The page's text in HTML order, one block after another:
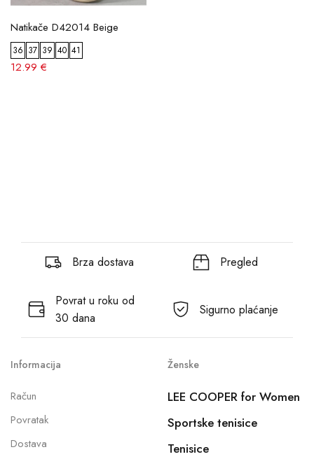
Natikače D42014 Beige
36 37 39 40 41
12.99 €
Brza dostava Pregled
Povrat u roku od
30 dana
Sigurno plaćanje
Informacija
Račun
Povratak
Dostava
Ženske
LEE COOPER for Women
Sportske tenisice
Tenisice